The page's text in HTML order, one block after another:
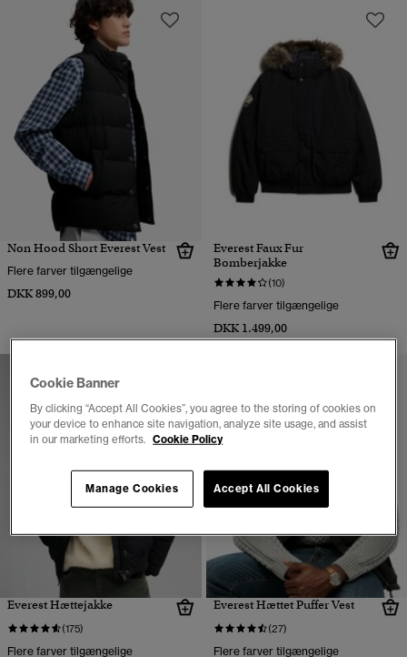
Non Hood Short Everest Vest
Flere farver tilgængelige
DKK 899,00
Everest Faux Fur
Bomberjakke
(10)
Flere farver tilgængelige
DKK 1.499,00
Everest Hættejakke
(175)
Flere farver tilgængelige
Everest Hættet Puffer Vest
(27)
Flere farver tilgængelige
Cookie Banner
By clicking “Accept All Cookies”, you agree to the storing of cookies on
your device to enhance site navigation, analyze site usage, and assist
in our marketing efforts. Cookie Policy
Accept All Cookies
Manage Cookies